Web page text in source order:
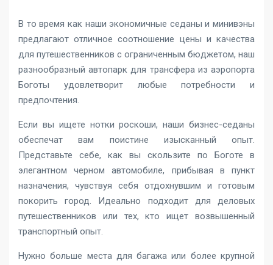
В то время как наши экономичные седаны и минивэны
предлагают отличное соотношение цены и качества
для путешественников с ограниченным бюджетом, наш
разнообразный автопарк для трансфера из аэропорта
Боготы удовлетворит любые потребности и
предпочтения.
Если вы ищете нотки роскоши, наши бизнес-седаны
обеспечат вам поистине изысканный опыт.
Представьте себе, как вы скользите по Боготе в
элегантном черном автомобиле, прибывая в пункт
назначения, чувствуя себя отдохнувшим и готовым
покорить город. Идеально подходит для деловых
путешественников или тех, кто ищет возвышенный
транспортный опыт.
Нужно больше места для багажа или более крупной